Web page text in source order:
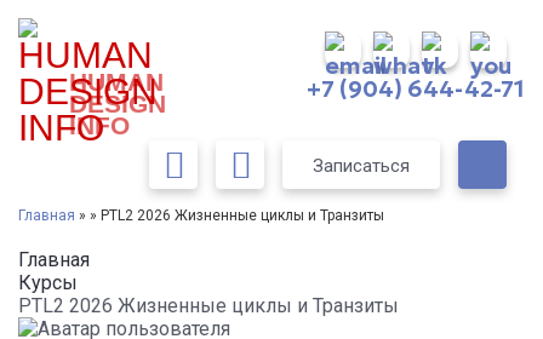
HUMAN
DESIGN
INFO
+7 (904) 644-42-71
Записаться
Главная » » PTL2 2026 Жизненные циклы и Транзиты
Главная
Курсы
PTL2 2026 Жизненные циклы и Транзиты